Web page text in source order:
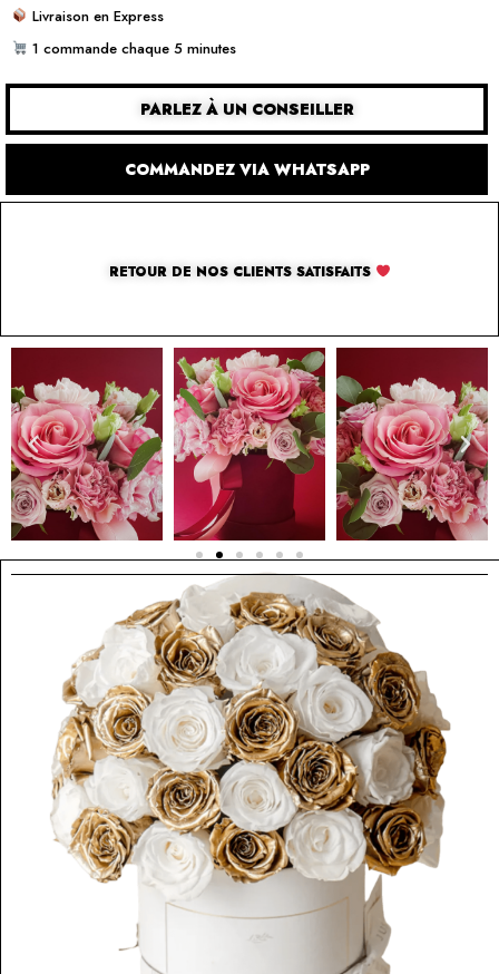
Livraison en Express
1 commande chaque 5 minutes
PARLEZ À UN CONSEILLER
COMMANDEZ VIA WHATSAPP
RETOUR DE NOS CLIENTS SATISFAITS